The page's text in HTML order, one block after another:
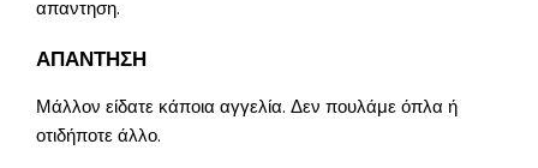
απαντηση.
ΑΠΑΝΤΗΣΗ
Μάλλον είδατε κάποια αγγελία. Δεν πουλάμε όπλα ή
οτιδήποτε άλλο.